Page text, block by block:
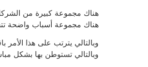
هناك مجموعة كبيرة من
هناك مجموعة أسباب واضحة
وبالتالي يترتب على هذا
وبالتالي تستوطن بها بشكل